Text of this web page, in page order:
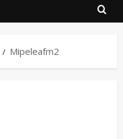
Mipeleafm2